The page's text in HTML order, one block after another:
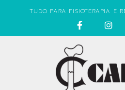
TUDO PARA FISIOTERAPIA E